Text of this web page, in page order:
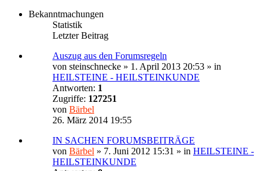
Bekanntmachungen
Statistik
Letzter Beitrag
Auszug aus den Forumsregeln
von steinschnecke » 1. April 2013 20:53 » in
HEILSTEINE - HEILSTEINKUNDE
Antworten: 1
Zugriffe: 127251
von Bärbel
26. März 2014 19:55
IN SACHEN FORUMSBEITRÄGE
von Bärbel » 7. Juni 2012 15:31 » in HEILSTEINE -
HEILSTEINKUNDE